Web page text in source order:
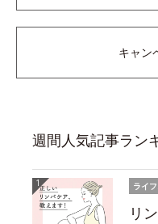
キャン
週間人気記事ラン
ライ
リ